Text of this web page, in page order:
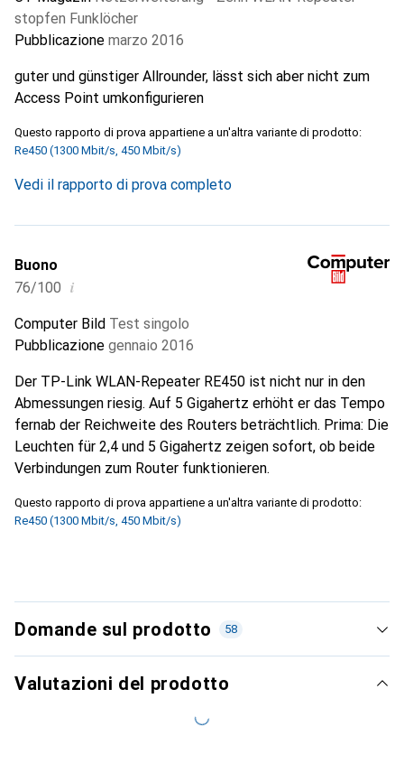
stopfen Funklöcher
Pubblicazione marzo 2016
guter und günstiger Allrounder, lässt sich aber nicht zum
Access Point umkonfigurieren
Questo rapporto di prova appartiene a un'altra variante di prodotto:
Re450 (1300 Mbit/s, 450 Mbit/s)
Vedi il rapporto di prova completo
Buono
76/100 i
Computer Bild Test singolo
Pubblicazione gennaio 2016
Der TP-Link WLAN-Repeater RE450 ist nicht nur in den
Abmessungen riesig. Auf 5 Gigahertz erhöht er das Tempo
fernab der Reichweite des Routers beträchtlich. Prima: Die
Leuchten für 2,4 und 5 Gigahertz zeigen sofort, ob beide
Verbindungen zum Router funktionieren.
Questo rapporto di prova appartiene a un'altra variante di prodotto:
Re450 (1300 Mbit/s, 450 Mbit/s)
Domande sul prodotto 58
Valutazioni del prodotto